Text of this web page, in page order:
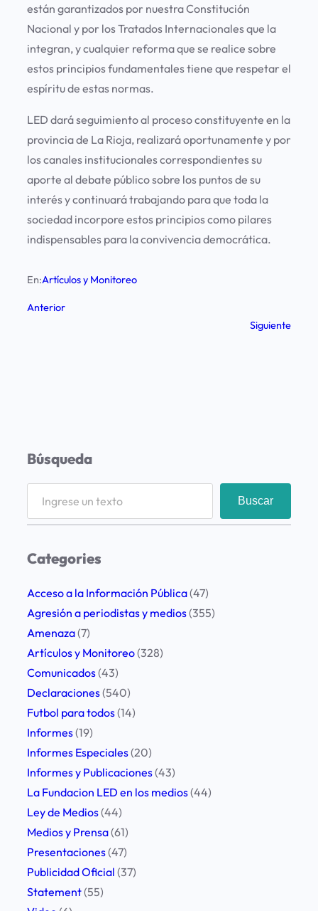
están garantizados por nuestra Constitución
Nacional y por los Tratados Internacionales que la
integran, y cualquier reforma que se realice sobre
estos principios fundamentales tiene que respetar el
espíritu de estas normas.
LED dará seguimiento al proceso constituyente en la
provincia de La Rioja, realizará oportunamente y por
los canales institucionales correspondientes su
aporte al debate público sobre los puntos de su
interés y continuará trabajando para que toda la
sociedad incorpore estos principios como pilares
indispensables para la convivencia democrática.
En:Artículos y Monitoreo
Anterior
Siguiente
Búsqueda
r
h
Buscar
Categories
Acceso a la Información Pública(47)
Agresión a periodistas y medios(355)
Amenaza(7)
Artículos y Monitoreo(328)
Comunicados(43)
Declaraciones(540)
Futbol para todos(14)
Informes(19)
Informes Especiales(20)
Informes y Publicaciones(43)
La Fundacion LED en los medios(44)
Ley de Medios(44)
Medios y Prensa(61)
Presentaciones(47)
Publicidad Oficial (37)
Statement(55)